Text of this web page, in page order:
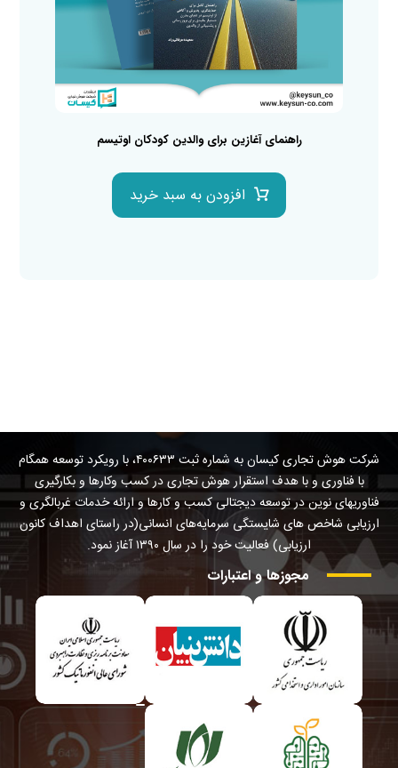
راهنمای آغازین برای والدین کودکان اوتیسم
افزودن به سبد خرید
شرکت هوش تجاری کیسان به شماره ثبت ۴۰۰۶۳۳، با رویکرد توسعه همگام
با فناوری و با هدف استقرار هوش تجاری در کسب وکارها و بکارگیری
فناوریهای نوین در توسعه دیجتالی کسب و کارها و ارائه خدمات غربالگری و
ارزیابی شاخص های شایستگی سرمایه‌های انسانی(در راستای اهداف کانون
ارزیابی) فعالیت خود را در سال ۱۳۹۰ آغاز نمود.
مجوزها و اعتبارات